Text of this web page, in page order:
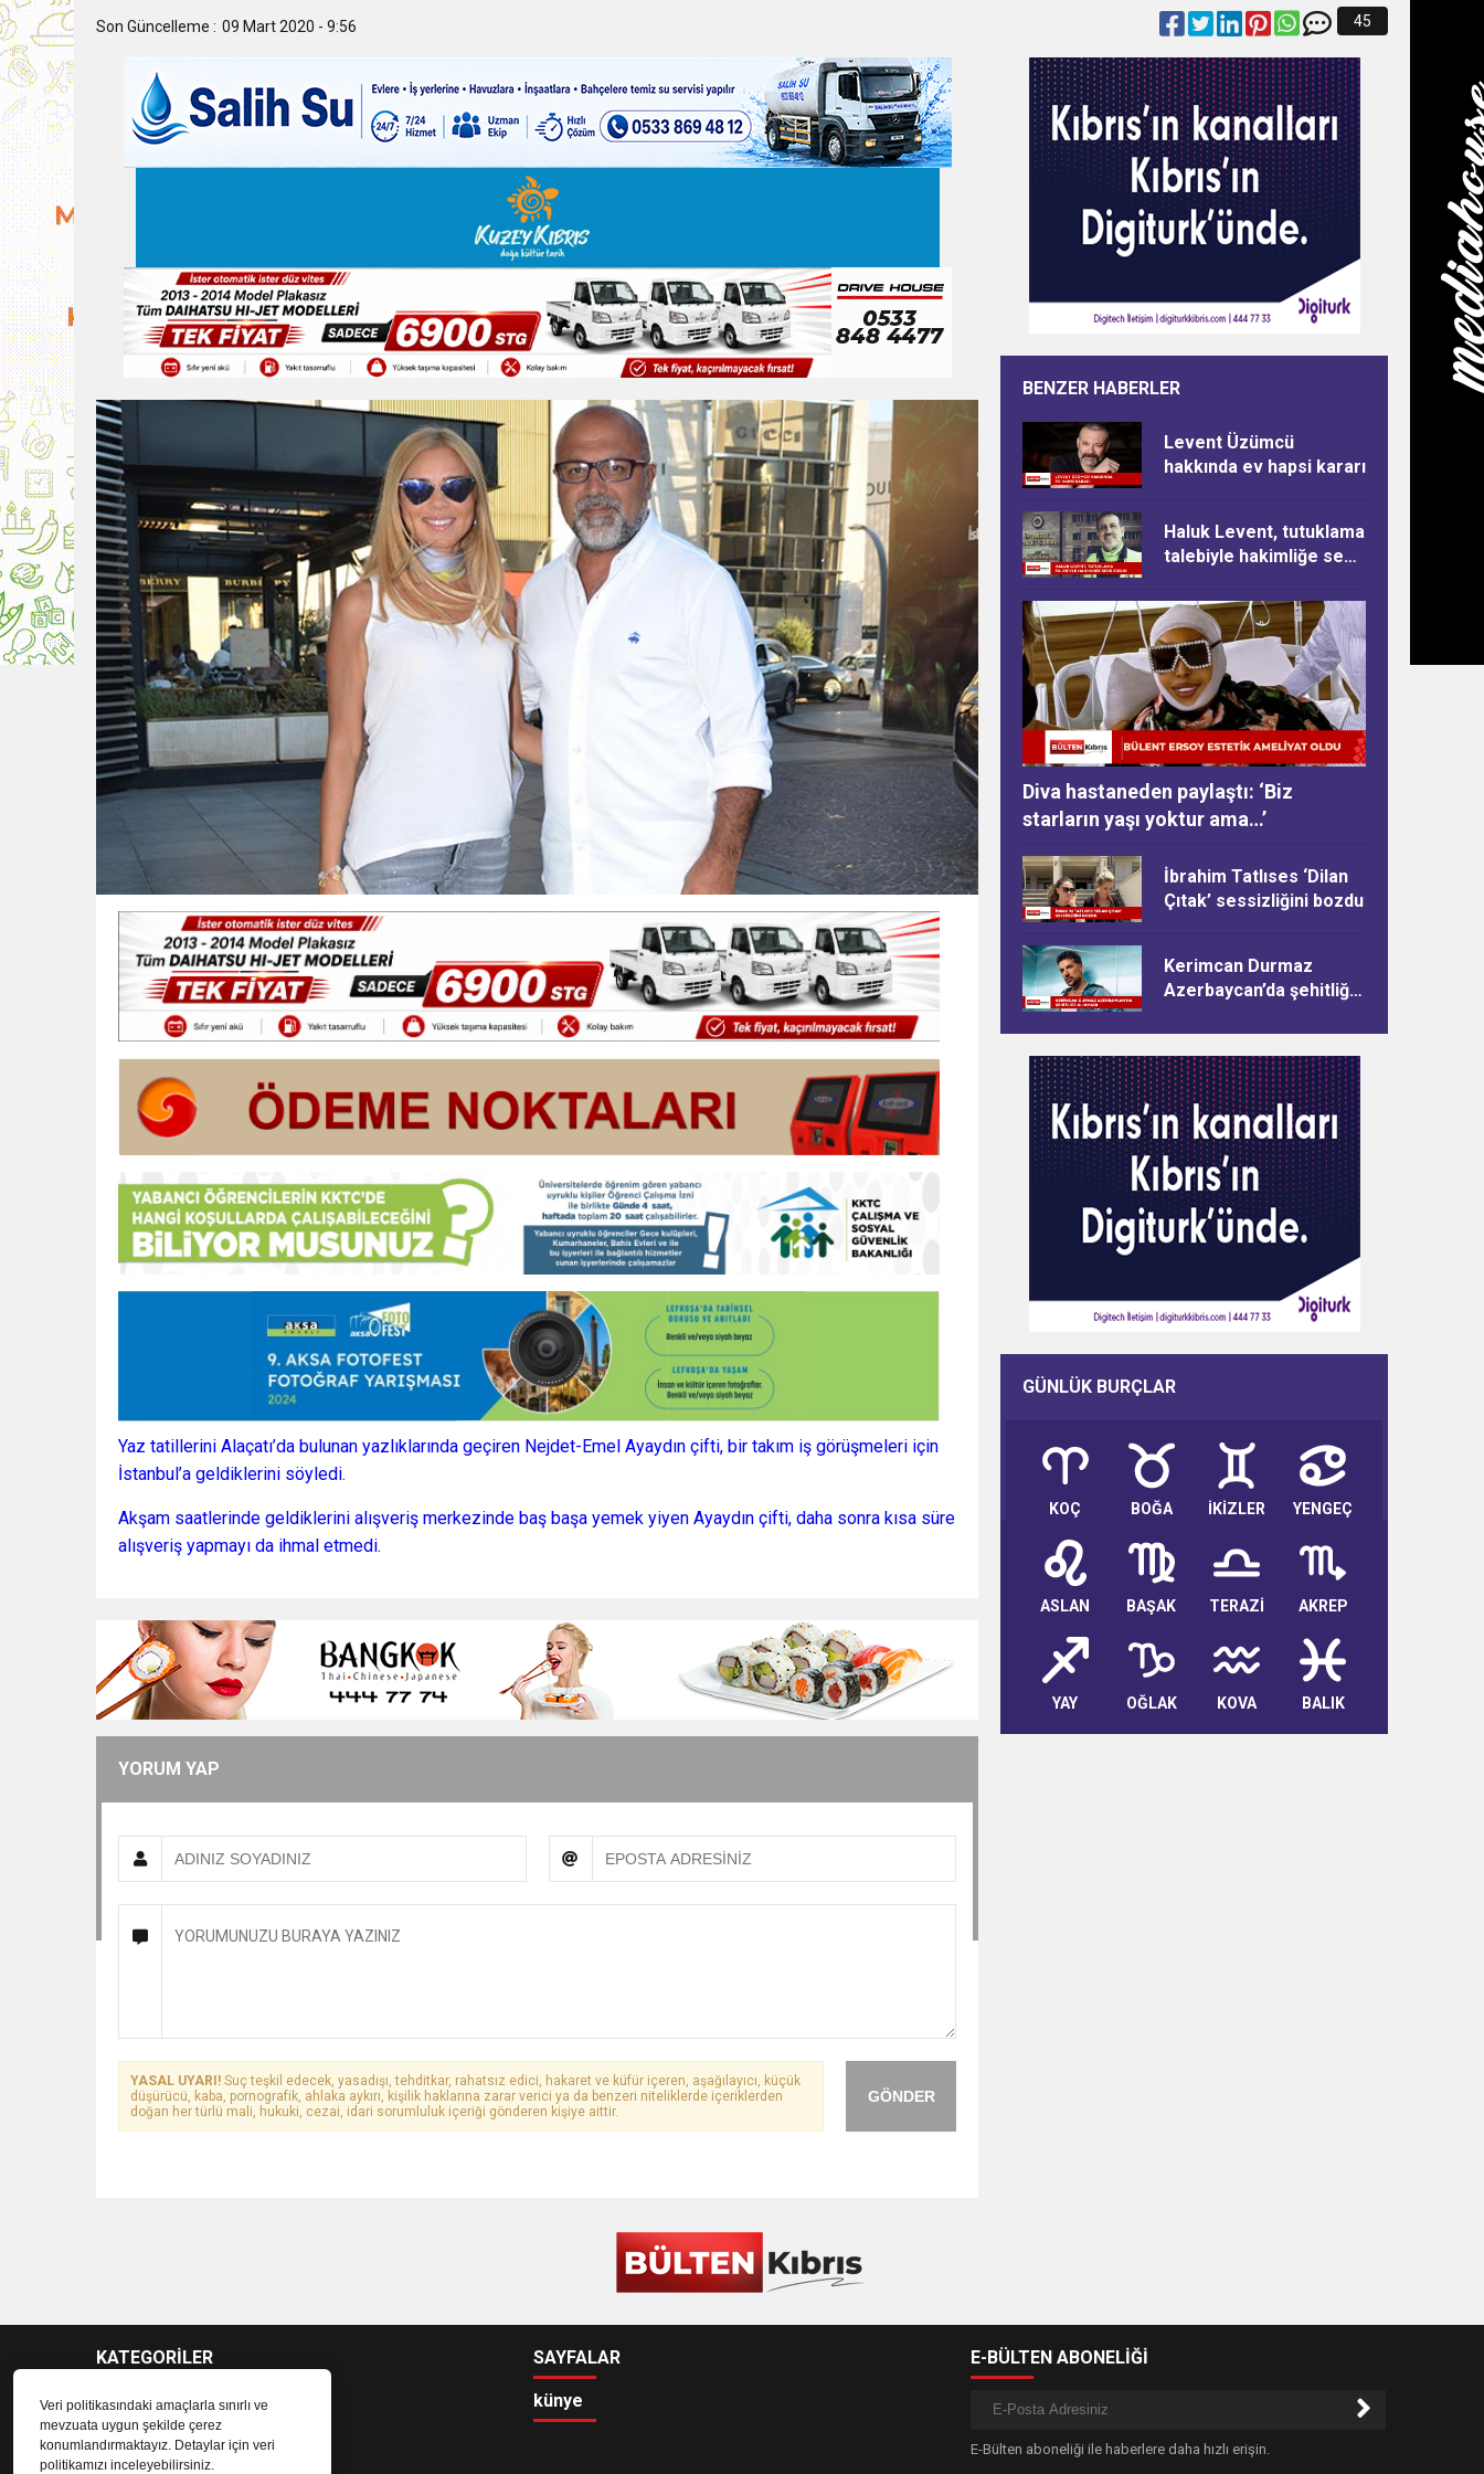
Veri politikasındaki amaçlarla sınırlı ve
mevzuata uygun şekilde çerez
konumlandırmaktayız. Detaylar için veri
politikamızı inceleyebilirsiniz.
12:35 “GÜVENİ DARMADAĞIN EDEN BİR KARARNAME”
9:30 SON DAKİKA
13:49 İran, Hürmüz’de konteyner gemisini hedef aldı
BEROVA: HAYAT PAHALILIĞI ÖNGÖRÜMÜZ YÜZDE 7.5 İLE 8.5 ARASINDA
20:30 Cumhurbaşkanı Erhürman sergi açılışında fenalaşarak hastaneye kaldırıldı
Son Güncelleme : 09 Mart 2020 - 9:56 45
Yaz tatillerini Alaçatı’da bulunan yazlıklarında geçiren Nejdet-Emel Ayaydın çifti, bir takım iş görüşmeleri için
İstanbul’a geldiklerini söyledi.
Akşam saatlerinde geldiklerini alışveriş merkezinde baş başa yemek yiyen Ayaydın çifti, daha sonra kısa süre
alışveriş yapmayı da ihmal etmedi.
YORUM YAP
GÖNDER
YASAL UYARI! Suç teşkil edecek, yasadışı, tehditkar, rahatsız edici, hakaret ve küfür içeren, aşağılayıcı, küçük
düşürücü, kaba, pornografik, ahlaka aykırı, kişilik haklarına zarar verici ya da benzeri niteliklerde içeriklerden
doğan her türlü mali, hukuki, cezai, idari sorumluluk içeriği gönderen kişiye aittir.
BENZER HABERLER
Levent Üzümcü
hakkında ev hapsi kararı
Haluk Levent, tutuklama
talebiyle hakimliğe sevk
Diva hastaneden paylaştı: ‘Biz
starların yaşı yoktur ama…’
İbrahim Tatlıses ‘Dilan
Çıtak’ sessizliğini bozdu
Kerimcan Durmaz
Azerbaycan’da şehitliğe
GÜNLÜK BURÇLAR
KOÇ BOĞA İKİZLER YENGEÇ
ASLAN BAŞAK TERAZİ AKREP
YAY OĞLAK KOVA BALIK
KATEGORİLER SAYFALAR
künye
E-BÜLTEN ABONELİĞİ
E-Bülten aboneliği ile haberlere daha hızlı erişin.